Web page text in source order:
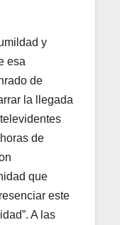
y
esa
de
la llegada
de
que
este
A las